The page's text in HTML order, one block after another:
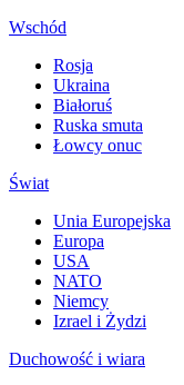
Wschód
Rosja
Ukraina
Białoruś
Ruska smuta
Łowcy onuc
Świat
Unia Europejska
Europa
USA
NATO
Niemcy
Izrael i Żydzi
Duchowość i wiara